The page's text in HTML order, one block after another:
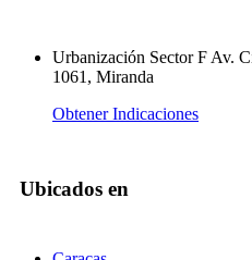
Urbanización Sector F Av.
1061, Miranda
Obtener Indicaciones
Ubicados en